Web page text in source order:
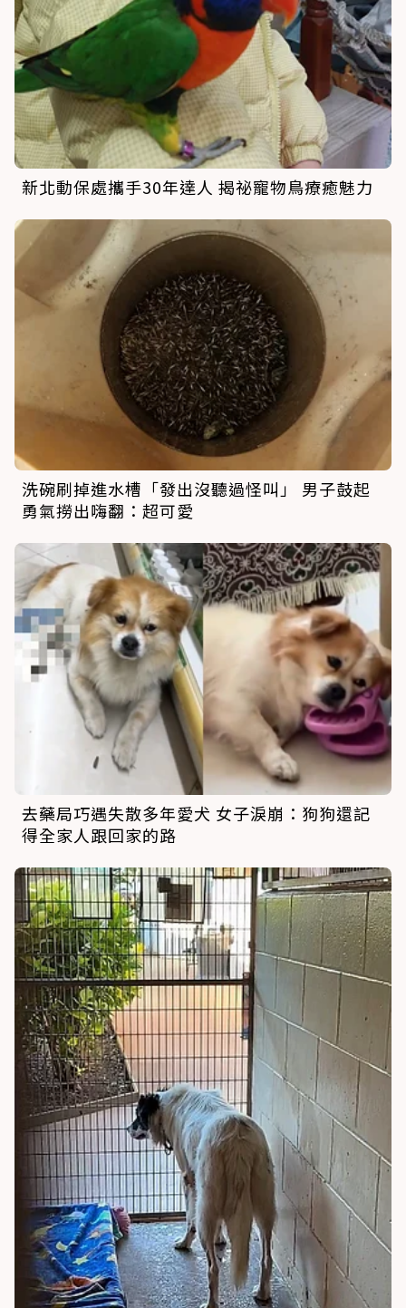
新北動保處攜手30年達人 揭祕寵物鳥療癒魅力
洗碗刷掉進水槽「發出沒聽過怪叫」 男子鼓起
勇氣撈出嗨翻：超可愛
去藥局巧遇失散多年愛犬 女子淚崩：狗狗還記
得全家人跟回家的路